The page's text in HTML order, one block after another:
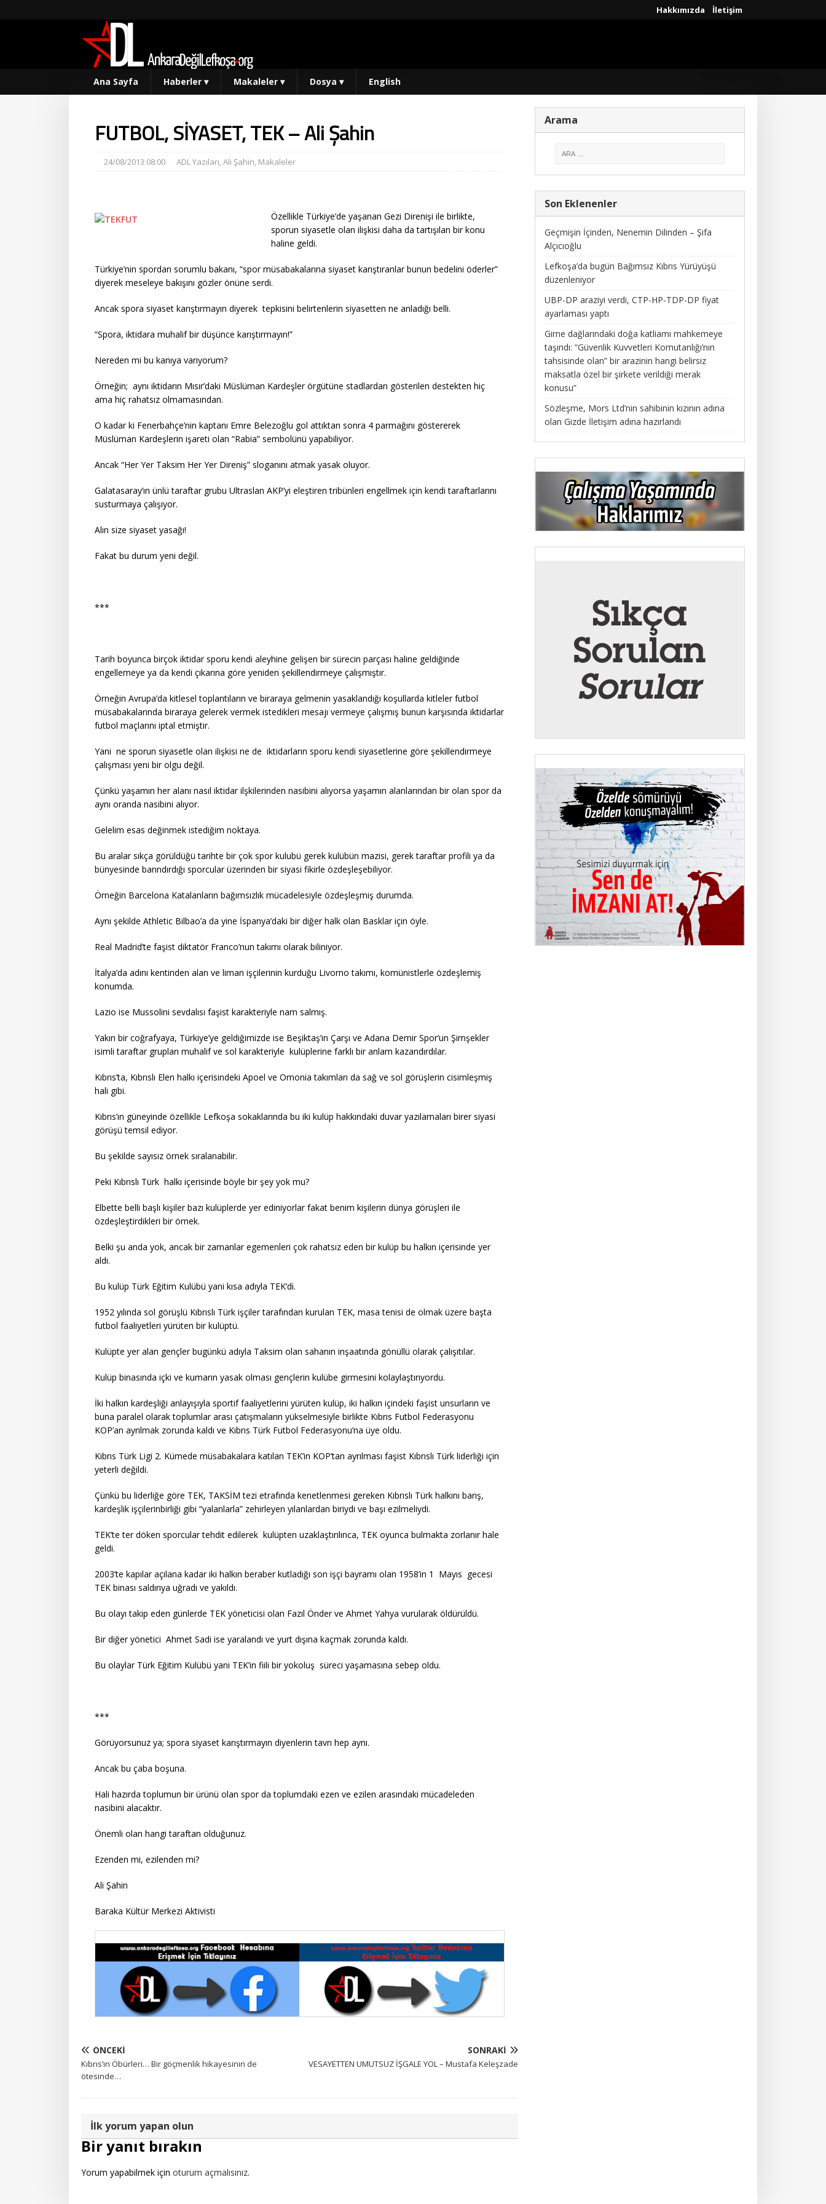
Hakkımızda İletişim
Ana Sayfa Haberler ▾ Makaleler ▾ Dosya ▾ English
FUTBOL, SİYASET, TEK – Ali Şahin
24/08/2013 08:00 ADL Yazıları,Ali Şahin, Makaleler
Özellikle Türkiye’de yaşanan Gezi Direnişi ile birlikte,
sporun siyasetle olan ilişkisi daha da tartışılan bir konu
haline geldi.
Türkiye’nin spordan sorumlu bakanı, “spor müsabakalarına siyaset karıştıranlar bunun bedelini öderler”
diyerek meseleye bakışını gözler önüne serdi.
Ancak spora siyaset karıştırmayın diyerek tepkisini belirtenlerin siyasetten ne anladığı belli.
“Spora, iktidara muhalif bir düşünce karıştırmayın!”
Nereden mi bu kanıya varıyorum?
Örneğin; aynı iktidarın Mısır’daki Müslüman Kardeşler örgütüne stadlardan gösterilen destekten hiç
ama hiç rahatsız olmamasından.
O kadar ki Fenerbahçe’nin kaptanı Emre Belezoğlu gol attıktan sonra 4 parmağını göstererek
Müslüman Kardeşlerin işareti olan “Rabia” sembolünü yapabiliyor.
Ancak “Her Yer Taksim Her Yer Direniş” sloganını atmak yasak oluyor.
Galatasaray’ın ünlü taraftar grubu Ultraslan AKP’yi eleştiren tribünleri engellmek için kendi taraftarlarını
susturmaya çalışıyor.
Alın size siyaset yasağı!
Fakat bu durum yeni değil.
***
Tarih boyunca birçok iktidar sporu kendi aleyhine gelişen bir sürecin parçası haline geldiğinde
engellemeye ya da kendi çıkarına göre yeniden şekillendirmeye çalışmıştır.
Örneğin Avrupa’da kitlesel toplantıların ve biraraya gelmenin yasaklandığı koşullarda kitleler futbol
müsabakalarında biraraya gelerek vermek istedikleri mesajı vermeye çalışmış bunun karşısında iktidarlar
futbol maçlarını iptal etmiştir.
Yani ne sporun siyasetle olan ilişkisi ne de iktidarların sporu kendi siyasetlerine göre şekillendirmeye
çalışması yeni bir olgu değil.
Çünkü yaşamın her alanı nasıl iktidar ilşkilerinden nasibini alıyorsa yaşamın alanlarından bir olan spor da
aynı oranda nasibini alıyor.
Gelelim esas değinmek istediğim noktaya.
Bu aralar sıkça görüldüğü tarihte bir çok spor kulubü gerek kulübün mazisi, gerek taraftar profili ya da
bünyesinde barındırdığı sporcular üzerinden bir siyasi fikirle özdeşleşebiliyor.
Örneğin Barcelona Katalanların bağımsızlık mücadelesiyle özdeşleşmiş durumda.
Aynı şekilde Athletic Bilbao’a da yine İspanya’daki bir diğer halk olan Basklar için öyle.
Real Madrid’te faşist diktatör Franco’nun takımı olarak biliniyor.
İtalya’da adını kentinden alan ve liman işçilerinin kurduğu Livorno takımı, komünistlerle özdeşlemiş
konumda.
Lazio ise Mussolini sevdalısı faşist karakteriyle nam salmış.
Yakın bir coğrafyaya, Türkiye’ye geldiğimizde ise Beşiktaş’ın Çarşı ve Adana Demir Spor’un Şimşekler
isimli taraftar grupları muhalif ve sol karakteriyle kulüplerine farklı bir anlam kazandırdılar.
Kıbrıs’ta, Kıbrıslı Elen halkı içerisindeki Apoel ve Omonia takımları da sağ ve sol görüşlerin cisimleşmiş
hali gibi.
Kıbrıs’ın güneyinde özellikle Lefkoşa sokaklarında bu iki kulüp hakkındaki duvar yazılamaları birer siyasi
görüşü temsil ediyor.
Bu şekilde sayısız örnek sıralanabilir.
Peki Kıbrıslı Türk halkı içerisinde böyle bir şey yok mu?
Elbette belli başlı kişiler bazı kulüplerde yer ediniyorlar fakat benim kişilerin dünya görüşleri ile
özdeşleştirdikleri bir örnek.
Belki şu anda yok, ancak bir zamanlar egemenleri çok rahatsız eden bir kulüp bu halkın içerisinde yer
aldı.
Bu kulüp Türk Eğitim Kulübü yani kısa adıyla TEK’di.
1952 yılında sol görüşlü Kıbrıslı Türk işçiler tarafından kurulan TEK, masa tenisi de olmak üzere başta
futbol faaliyetleri yürüten bir kulüptü.
Kulüpte yer alan gençler bugünkü adıyla Taksim olan sahanın inşaatında gönüllü olarak çalışıtılar.
Kulüp binasında içki ve kumarın yasak olması gençlerin kulübe girmesini kolaylaştırıyordu.
İki halkın kardeşliği anlayışıyla sportif faaliyetlerini yürüten kulüp, iki halkın içindeki faşist unsurların ve
buna paralel olarak toplumlar arası çatışmaların yükselmesiyle birlikte Kıbrıs Futbol Federasyonu
KOP’an ayrılmak zorunda kaldı ve Kıbrıs Türk Futbol Federasyonu’na üye oldu.
Kıbrıs Türk Ligi 2. Kümede müsabakalara katılan TEK’in KOP’tan ayrılması faşist Kıbrıslı Türk liderliği için
yeterli değildi.
Çünkü bu liderliğe göre TEK, TAKSİM tezi etrafında kenetlenmesi gereken Kıbrıslı Türk halkını barış,
kardeşlik işçilerinbirliği gibi “yalanlarla” zehirleyen yılanlardan biriydi ve başı ezilmeliydi.
TEK’te ter döken sporcular tehdit edilerek kulüpten uzaklaştırılınca, TEK oyunca bulmakta zorlanır hale
geldi.
2003’te kapılar açılana kadar iki halkın beraber kutladığı son işçi bayramı olan 1958’in 1 Mayıs gecesi
TEK binası saldırıya uğradı ve yakıldı.
Bu olayı takip eden günlerde TEK yöneticisi olan Fazıl Önder ve Ahmet Yahya vurularak öldürüldü.
Bir diğer yönetici Ahmet Sadi ise yaralandı ve yurt dışına kaçmak zorunda kaldı.
Bu olaylar Türk Eğitim Kulübü yani TEK’in fiili bir yokoluş süreci yaşamasına sebep oldu.
***
Görüyorsunuz ya; spora siyaset karıştırmayın diyenlerin tavrı hep aynı.
Ancak bu çaba boşuna.
Hali hazırda toplumun bir ürünü olan spor da toplumdaki ezen ve ezilen arasındaki mücadeleden
nasibini alacaktır.
Önemli olan hangi taraftan olduğunuz.
Ezenden mi, ezilenden mi?
Ali Şahin
Baraka Kültür Merkezi Aktivisti
ÖNCEKI
Kıbrıs’ın Öbürleri… Bir göçmenlik hikayesinin de
ötesinde…
SONRAKI
VESAYETTEN UMUTSUZ İŞGALE YOL – Mustafa Keleşzade
İlk yorum yapan olun
Bir yanıt bırakın
Yorum yapabilmek için oturum açmalısınız.
Arama
Son Eklenenler
Geçmişin İçinden, Nenemin Dilinden – Şifa
Alçıcıoğlu
Lefkoşa’da bugün Bağımsız Kıbrıs Yürüyüşü
düzenleniyor
UBP-DP araziyi verdi, CTP-HP-TDP-DP fiyat
ayarlaması yaptı
Girne dağlarındaki doğa katliamı mahkemeye
taşındı: “Güvenlik Kuvvetleri Komutanlığı’nın
tahsisinde olan” bir arazinin hangi belirsiz
maksatla özel bir şirkete verildiği merak
konusu”
Sözleşme, Mors Ltd’nin sahibinin kızının adına
olan Gizde İletişim adına hazırlandı